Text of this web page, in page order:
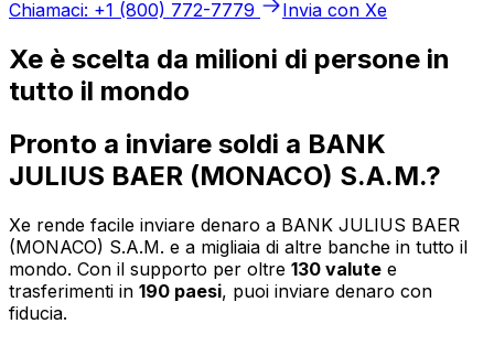
Chiamaci: +1 (800) 772-7779
Invia con Xe
Xe è scelta da milioni di persone in
tutto il mondo
Pronto a inviare soldi a BANK
JULIUS BAER (MONACO) S.A.M.?
Xe rende facile inviare denaro a BANK JULIUS BAER
(MONACO) S.A.M. e a migliaia di altre banche in tutto il
mondo. Con il supporto per oltre 130 valute e
trasferimenti in 190 paesi, puoi inviare denaro con
fiducia.